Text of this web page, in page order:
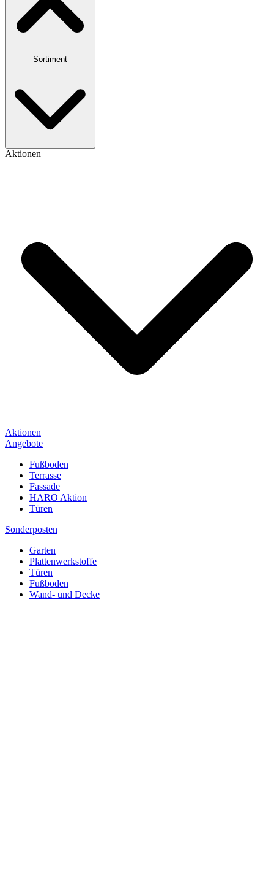
Sortiment
Aktionen
Aktionen
Angebote
Fußboden
Terrasse
Fassade
HARO Aktion
Türen
Sonderposten
Garten
Plattenwerkstoffe
Türen
Fußboden
Wand- und Decke